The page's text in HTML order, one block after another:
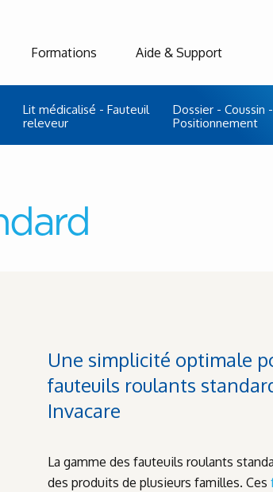
Lit médicalisé - Fauteuil
releveur
Dossier - Coussin -
Positionnement
Formations Aide & Support
Une simplicité optimale
fauteuils roulants
Invacare
La gamme des fauteuils roulants
des produits de plusieurs familles. Ces